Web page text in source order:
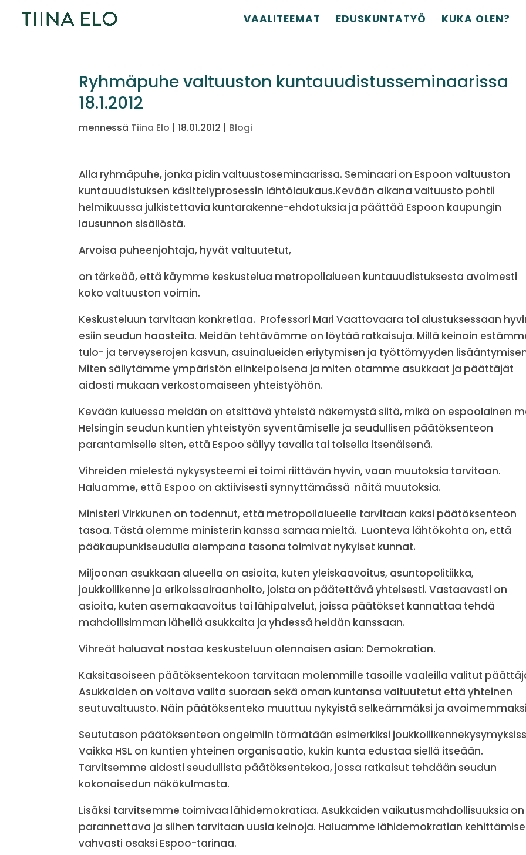
VAALITEEMAT EDUSKUNTATYÖ KUKA OLEN?
Ryhmäpuhe valtuuston kuntauudistusseminaarissa
18.1.2012
mennessä Tiina Elo |18.01.2012 | Blogi
Alla ryhmäpuhe, jonka pidin valtuustoseminaarissa. Seminaari on Espoon valtuuston
kuntauudistuksen käsittelyprosessin lähtölaukaus.Kevään aikana valtuusto pohtii
helmikuussa julkistettavia kuntarakenne-ehdotuksia ja päättää Espoon kaupungin
lausunnon sisällöstä.
Arvoisa puheenjohtaja, hyvät valtuutetut,
on tärkeää, että käymme keskustelua metropolialueen kuntauudistuksesta avoimesti
koko valtuuston voimin.
Keskusteluun tarvitaan konkretiaa. Professori Mari Vaattovaara toi alustuksessaan
esiin seudun haasteita. Meidän tehtävämme on löytää ratkaisuja. Millä keinoin
tulo- ja terveyserojen kasvun, asuinalueiden eriytymisen ja työttömyyden
Miten säilytämme ympäristön elinkelpoisena ja miten otamme asukkaat ja päättäjät
aidosti mukaan verkostomaiseen yhteistyöhön.
Kevään kuluessa meidän on etsittävä yhteistä näkemystä siitä, mikä on espoolainen
Helsingin seudun kuntien yhteistyön syventämiselle ja seudullisen päätöksenteon
parantamiselle siten, että Espoo säilyy tavalla tai toisella itsenäisenä.
Vihreiden mielestä nykysysteemi ei toimi riittävän hyvin, vaan muutoksia tarvitaan.
Haluamme, että Espoo on aktiivisesti synnyttämässä näitä muutoksia.
Ministeri Virkkunen on todennut, että metropolialueelle tarvitaan kaksi päätöksenteon
tasoa. Tästä olemme ministerin kanssa samaa mieltä. Luonteva lähtökohta on, että
pääkaupunkiseudulla alempana tasona toimivat nykyiset kunnat.
Miljoonan asukkaan alueella on asioita, kuten yleiskaavoitus, asuntopolitiikka,
joukkoliikenne ja erikoissairaanhoito, joista on päätettävä yhteisesti. Vastaavasti on
asioita, kuten asemakaavoitus tai lähipalvelut, joissa päätökset kannattaa tehdä
mahdollisimman lähellä asukkaita ja yhdessä heidän kanssaan.
Vihreät haluavat nostaa keskusteluun olennaisen asian: Demokratian.
Kaksitasoiseen päätöksentekoon tarvitaan molemmille tasoille vaaleilla valitut
Asukkaiden on voitava valita suoraan sekä oman kuntansa valtuutetut että yhteinen
seutuvaltuusto. Näin päätöksenteko muuttuu nykyistä selkeämmäksi ja
Seututason päätöksenteon ongelmiin törmätään esimerkiksi
Vaikka HSL on kuntien yhteinen organisaatio, kukin kunta edustaa siellä itseään.
Tarvitsemme aidosti seudullista päätöksentekoa, jossa ratkaisut tehdään seudun
kokonaisedun näkökulmasta.
Lisäksi tarvitsemme toimivaa lähidemokratiaa. Asukkaiden vaikutusmahdollisuuksia on
parannettava ja siihen tarvitaan uusia keinoja. Haluamme lähidemokratian
vahvasti osaksi Espoo-tarinaa.